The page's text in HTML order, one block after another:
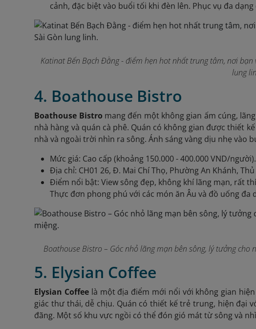
cảnh, đặc biệt vào buổi tối khi đèn lên. Phục vụ đa
Katinat Bến Bạch Đằng - điểm hẹn hot nhất trung tâm, nơi
lung
4. Boathouse Bistro
Boathouse Bistro mang đến một không gian ấm cúng,
nhà hàng và quán cà phê. Quán có không gian được thiết
nhà và ngoài trời nhìn ra sông. Ánh sáng vàng dịu nhẹ vào
Mức giá: Cao cấp (khoảng 150.000 - 400.000 VND/người).
Địa chỉ: CH01 26, Đ. Mai Chí Thọ, Phường An Khánh,
Điểm nổi bật: View sông đẹp, không khí lãng mạn, rất
Thực đơn phong phú với các món ăn Âu và đồ uống đa
Boathouse Bistro – Góc nhỏ lãng mạn bên sông, lý tưởng
5. Elysian Coffee
Elysian Coffee là một địa điểm mới nổi với không gian
giác thư thái, dễ chịu. Quán có thiết kế trẻ trung, hiện đại
đãng. Một số khu vực ngồi có thể đón gió mát từ sông và